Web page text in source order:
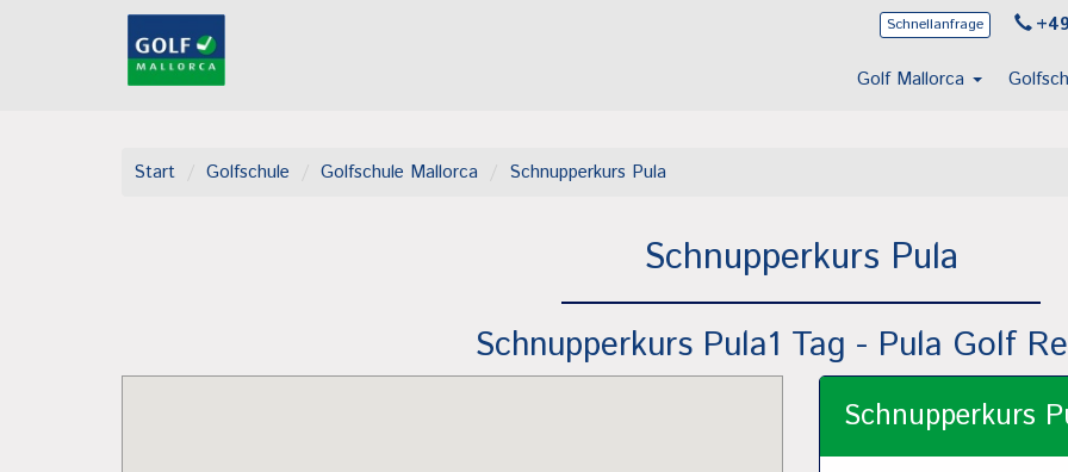
Schnellanfrage
Golf Mallorca
Start Golfschule Golfschule Mallorca Schnupperkurs Pula
Schnupperkurs Pula
Schnupperkurs Pula1 Tag - Pula Golf
Schnupperkurs